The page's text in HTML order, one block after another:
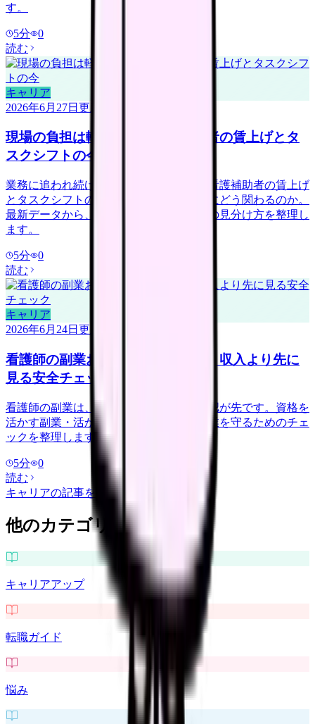
す。
5分
0
読む
キャリア
2026年6月27日 更新
現場の負担は軽くなる？看護補助者の賃上げとタ
スクシフトの今
業務に追われ続けている看護師さんへ。看護補助者の賃上げ
とタスクシフトの広がりが、現場の負担にどう関わるのか。
最新データから、負担を分け合える職場の見分け方を整理し
ます。
5分
0
読む
キャリア
2026年6月24日 更新
看護師の副業おすすめを探す前に。収入より先に
見る安全チェック
看護師の副業は、稼げる金額より安全確認が先です。資格を
活かす副業・活かさない副業の例と、本業を守るためのチェ
ックを整理します。
5分
0
読む
キャリアの記事をもっと見る
他のカテゴリを探す
キャリアアップ
転職ガイド
悩み